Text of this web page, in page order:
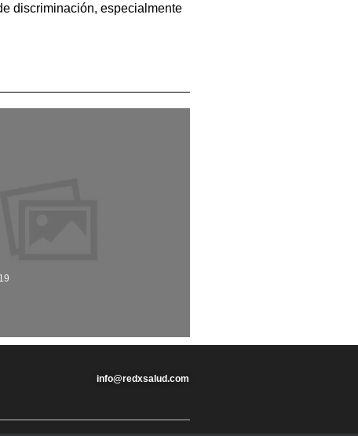
discriminación, especialmente
info@redxsalud.com